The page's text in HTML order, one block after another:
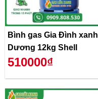
Bình gas Gia Đình xanh
Dương 12kg Shell
510000₫